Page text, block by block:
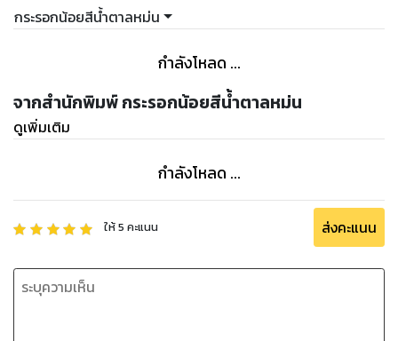
กระรอกน้อยสีน้ำตาลหม่น
กำลังโหลด ...
จากสำนักพิมพ์ กระรอกน้อยสีน้ำตาลหม่น
ดูเพิ่มเติม
กำลังโหลด ...
ให้5 คะแนน ส่งคะแนน